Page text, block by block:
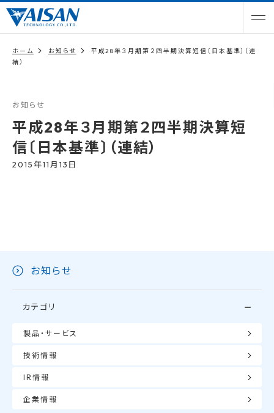
ホーム お知らせ
平成28年３月期第２四半期決算短信〔日本基準〕（連
結）
お知らせ
平成28年３月期第２四半期決算短
信〔日本基準〕（連結）
2015年11月13日
お知らせ
カテゴリ
製品・サービス
技術情報
IR情報
企業情報